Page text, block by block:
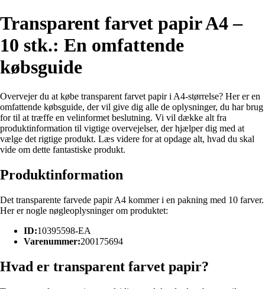
Transparent farvet papir A4 –
10 stk.: En omfattende
købsguide
Overvejer du at købe transparent farvet papir i A4-størrelse? Her er en
omfattende købsguide, der vil give dig alle de oplysninger, du har brug
for til at træffe en velinformet beslutning. Vi vil dække alt fra
produktinformation til vigtige overvejelser, der hjælper dig med at
vælge det rigtige produkt. Læs videre for at opdage alt, hvad du skal
vide om dette fantastiske produkt.
Produktinformation
Det transparente farvede papir A4 kommer i en pakning med 10 farver.
Her er nogle nøgleoplysninger om produktet:
ID:10395598-EA
Varenummer:200175694
Hvad er transparent farvet papir?